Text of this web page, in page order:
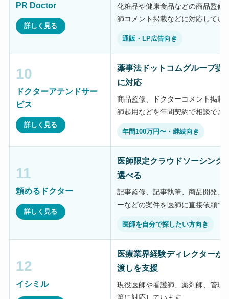
PR Doctor
詳しく見る
化粧品や健康食品などの商品監修
師コメント掲載などに対応してい
通販・LP広告向き
10
ドクターアテンドサー
ビス
詳しく見る
薬事法ドットコムグループ提
に対応
商品監修、ドクターコメント掲載
師起用などを年間契約で相談でき
年間100万円〜・継続向き
11
頼めるドクター
詳しく見る
医師限定クラウドソーシング
選べる
記事監修、記事執筆、商品開発、
ーなどの案件を医師に直接依頼で
医師を自分で探したい方向き
12
イシミル
医療業界経験ディレクターが
渡しを支援
現役医師や看護師、薬剤師、管理